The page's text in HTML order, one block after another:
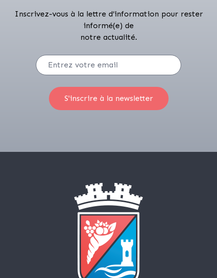
Inscrivez-vous à la lettre d’information pour rester
informé(e) de
notre actualité.